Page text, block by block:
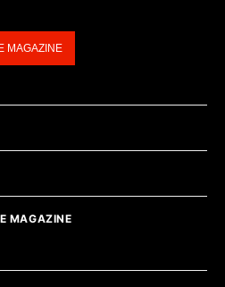
MAGAZINE
MAGAZINE